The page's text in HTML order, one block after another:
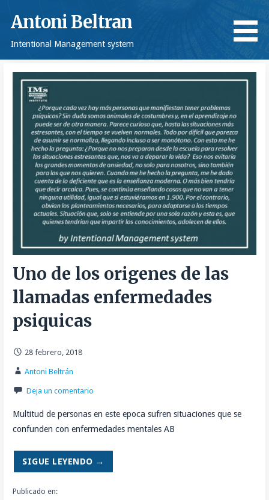
Antoni Beltran
Intentional Management system
Uno de los origenes de las
llamadas enfermedades
psiquicas
28 febrero, 2018
Antoni Beltrán
Deja un comentario
Multitud de personas en este epoca sufren situaciones que se
confunden con enfermedades mentales AB
SIGUE LEYENDO →
Publicado en: